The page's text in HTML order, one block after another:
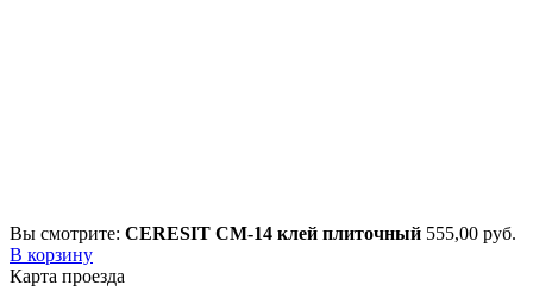
Вы смотрите: CERESIT CM-14 клей плиточный 555,00 руб.
В корзину
Карта проезда